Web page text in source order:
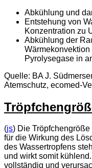
Abkühlung und
Entstehung von
Konzentration zu
Abkühlung der
Pyrolysegase in
Quelle: BA J.
Atemschutz, ecomed-
(js) Die
für die Wirkung des
des Wassertropfens
und wirkt somit
vollständig und